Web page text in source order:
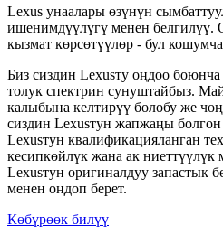
Lexus унаалары өзүнүн
ишенимдүүлүгү менен белгилүү.
кызмат көрсөтүүлөр - бул
Биз сиздин Lexusту оңдоо
толук спектрин сунуштайбыз.
калыбына келтирүү болобу же
сиздин Lexusтун жапжаңы
Lexusтун квалификацияланган
кесипкөйлүк жана ак
Lexusтун оригиналдуу запастык
менен оңдоп берет.
Көбүрөөк билүү